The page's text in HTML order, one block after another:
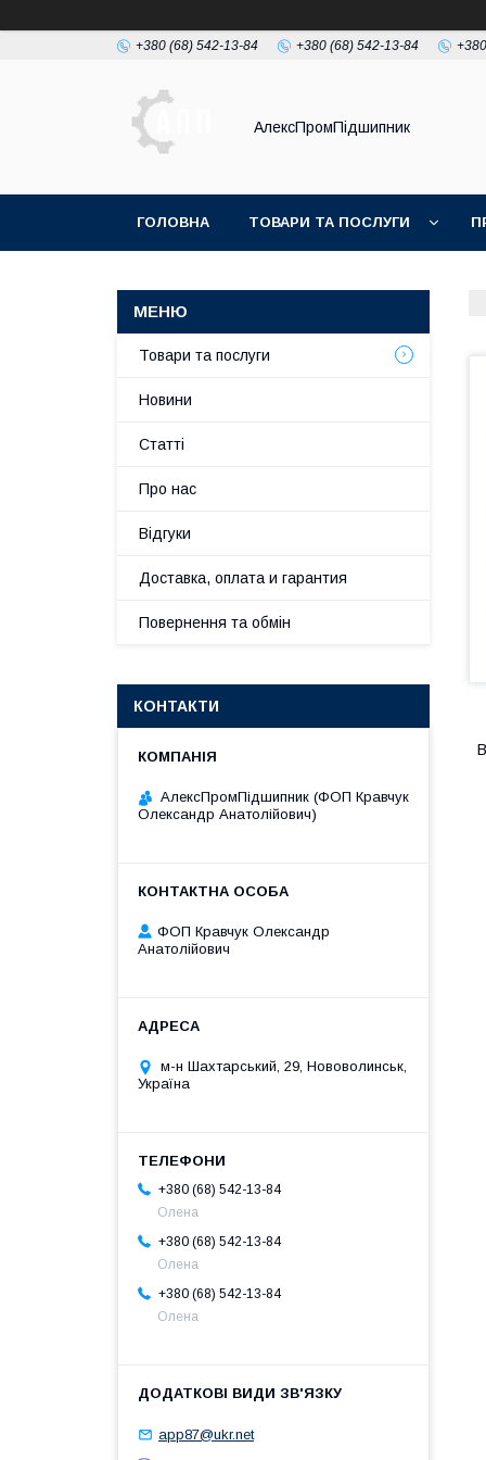
+380 (68) 542-13-84 +380 (68) 542-13-84
АлексПромПідшипник
ГОЛОВНА ТОВАРИ ТА ПОСЛУГИ
Товари та послуги
Новини
Статті
Про нас
Відгуки
Доставка, оплата и гарантия
Повернення та обмін
КОНТАКТИ
АлексПромПідшипник (ФОП Кравчук
Олександр Анатолійович)
ФОП Кравчук Олександр
Анатолійович
м-н Шахтарський, 29, Нововолинськ,
Україна
+380 (68) 542-13-84
Олена
+380 (68) 542-13-84
Олена
+380 (68) 542-13-84
Олена
app87@ukr.net